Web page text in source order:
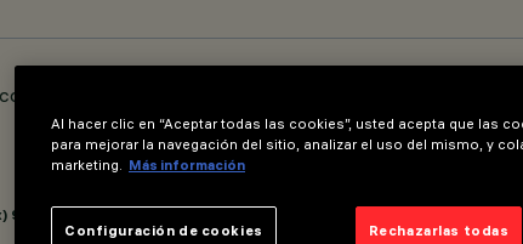
- L = 1216mm - Óptica General Light No Dot
97
Al hacer clic en “Aceptar todas las cookies”, usted acepta que las
para mejorar la navegación del sitio, analizar el uso del mismo, y
marketing. Más información
Rechazarlas todas
Configuración de cookies